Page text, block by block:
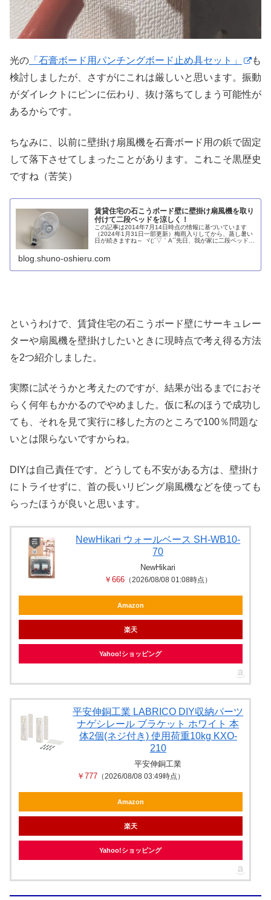
光の 「石膏ボード用パンチングボード止め具セット」
も
検討しましたが、さすがにこれは厳しいと思います。振動
がダイレクトにピンに伝わり、抜け落ちてしまう可能性が
あるからです。
ちなみに、以前に壁掛け扇風機を石膏ボード用の鋲で固定
して落下させてしまったことがあります。これこそ黒歴史
ですね（苦笑）
賃貸住宅の石こうボード壁に壁掛け扇風機を取り
付けて二段ベッドを涼しく！
この記事は2014年7月14日時点の情報に基づいています
（2024年1月31日一部更新）梅雨入りしてから、蒸し暑い
日が続きますね～ ヾ(;´▽｀A``先日、我が家に二段ベッドを
blog.shuno-oshieru.com
というわけで、賃貸住宅の石こうボード壁にサーキュレー
ターや扇風機を壁掛けしたいときに現時点で考え得る方法
を2つ紹介しました。
実際に試そうかと考えたのですが、結果が出るまでにおそ
らく何年もかかるのでやめました。仮に私のほうで成功し
ても、それを見て実行に移した方のところで100％問題な
いとは限らないですからね。
DIYは自己責任です。どうしても不安がある方は、壁掛け
にトライせずに、首の長いリビング扇風機などを使っても
らったほうが良いと思います。
NewHikari ウォールベース SH-WB10-
70
NewHikari
￥666 （2026/08/08 01:08時点）
Amazon
楽天
Yahoo!ショッピング
平安伸銅工業 LABRICO DIY収納パーツ
ナゲシレール ブラケット ホワイト 本
体2個(ネジ付き) 使用荷重10kg KXO-
210
平安伸銅工業
￥777 （2026/08/08 03:49時点）
Amazon
楽天
Yahoo!ショッピング